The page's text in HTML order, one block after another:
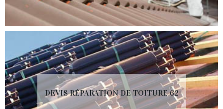
DEVIS RÉPARATION DE TOITURE 62